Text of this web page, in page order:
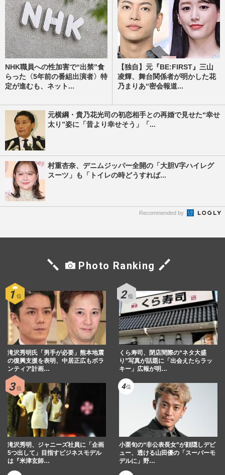
NHK職員への性加害で“出禁”食
らった〈5年前の番組出演者〉特
定が進むも、ネット...
【独自】元『BE:FIRST』三山
凌輝、舞台関係者が明かした花
乃まりあ“密会報道...
元横綱・貴乃花光司の初恋相手との再婚で見せた“幸せ
太り”姿に「昔より幸せそう」「...
村重杏奈、デニムジッパー全開の「大胆V字ハイレグ
スーツ」も「トイレの時どうすれば...
Recommended by
Photo Ranking
滝沢秀明氏「男手が必要」熊本地震
の復興支援を表明、中居正広もボラ
ンティア計画…
くら寿司、閉店間際の“ネタ大盛
り”写真が話題に「出会えたらラッ
キー」広報が明…
滝沢秀明、ジャニーズ社員に「企画
5つ出して」目指すビジネスモデル
は『米津玄師…
小栗旬の“非公表長女”が顔隠しデビ
ュー、透ける山田優の「スーパーモ
デルに」野…